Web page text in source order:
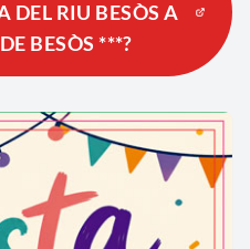
DEL RIU BESÒS A
BESÒS ***?